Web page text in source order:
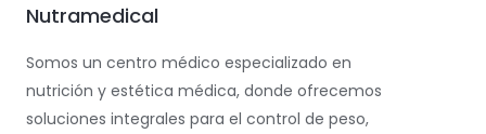
Nutramedical
Somos un centro médico especializado en
nutrición y estética médica, donde ofrecemos
soluciones integrales para el control de peso,